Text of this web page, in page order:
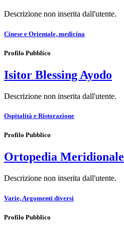
Descrizione non inserita dall'utente.
Cinese e Orientale, medicina
Profilo Pubblico
Isitor Blessing Ayodo
Descrizione non inserita dall'utente.
Ospitalità e Ristorazione
Profilo Pubblico
Ortopedia Meridionale
Descrizione non inserita dall'utente.
Varie, Argomenti diversi
Profilo Pubblico